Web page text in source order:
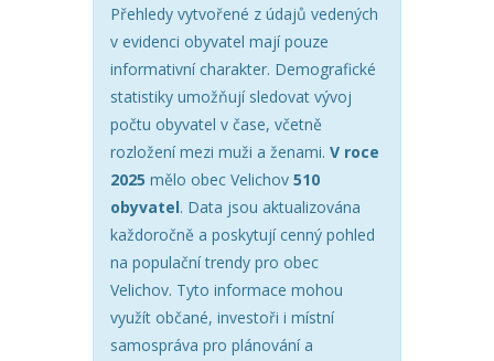
Přehledy vytvořené z údajů vedených
v evidenci obyvatel mají pouze
informativní charakter. Demografické
statistiky umožňují sledovat vývoj
počtu obyvatel v čase, včetně
rozložení mezi muži a ženami. V roce
2025 mělo obec Velichov 510
obyvatel. Data jsou aktualizována
každoročně a poskytují cenný pohled
na populační trendy pro obec
Velichov. Tyto informace mohou
využít občané, investoři i místní
samospráva pro plánování a